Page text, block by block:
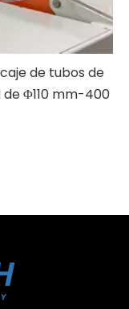
de tubos de
Φ110 mm-400